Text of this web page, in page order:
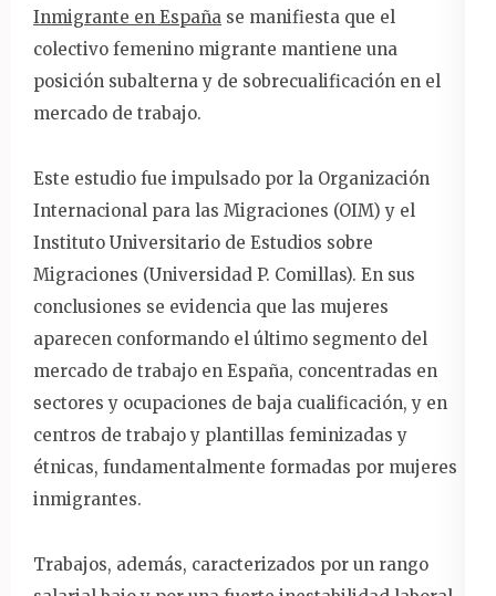
Inmigrante en España se manifiesta que el
colectivo femenino migrante mantiene una
posición subalterna y de sobrecualificación en el
mercado de trabajo.
Este estudio fue impulsado por la Organización
Internacional para las Migraciones (OIM) y el
Instituto Universitario de Estudios sobre
Migraciones (Universidad P. Comillas). En sus
conclusiones se evidencia que las mujeres
aparecen conformando el último segmento del
mercado de trabajo en España, concentradas en
sectores y ocupaciones de baja cualificación, y en
centros de trabajo y plantillas feminizadas y
étnicas, fundamentalmente formadas por mujeres
inmigrantes.
Trabajos, además, caracterizados por un rango